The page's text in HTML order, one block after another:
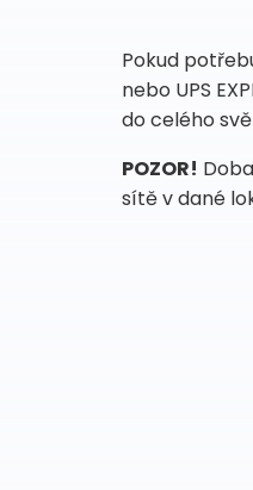
Pokud
nebo UPS
do celého
POZOR!
sítě v dané